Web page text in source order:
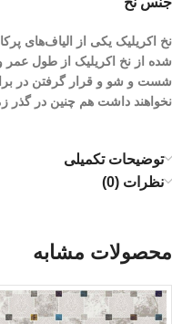
نخ اکریلیک یکی از الیاف­‌های
شده از نخ اکریلیک از طول عمر
شست و شو و قرار گرفتن در
نخواهند داشت هم چنین در
توضیحات تکمیلی
نظرات (0)
محصولات مشابه